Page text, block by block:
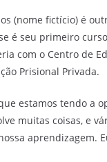
(nome fictício) é
é seu primeiro
com o Centro de
Prisional Privada.
estamos tendo a
muitas coisas, e
aprendizagem.